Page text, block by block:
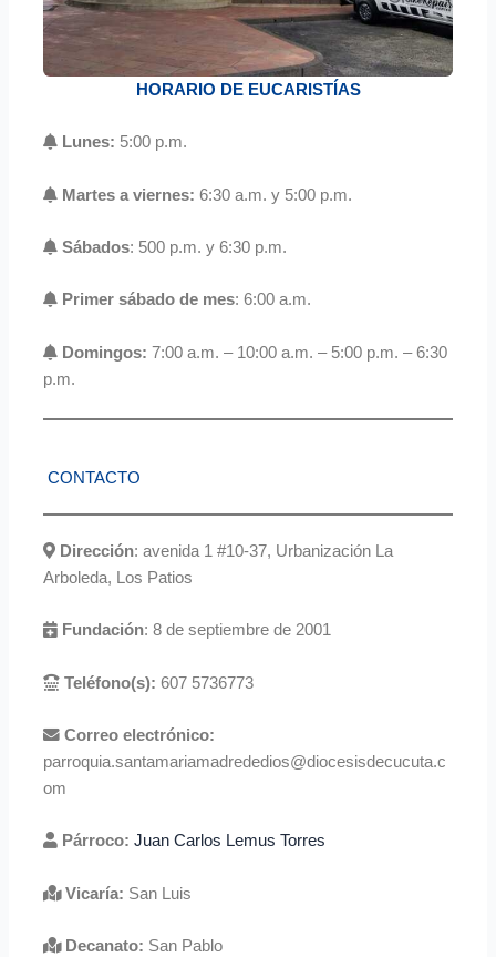
HORARIO DE EUCARISTÍAS
Lunes: 5:00 p.m.
Martes a viernes: 6:30 a.m. y 5:00 p.m.
Sábados: 500 p.m. y 6:30 p.m.
Primer sábado de mes: 6:00 a.m.
Domingos: 7:00 a.m. – 10:00 a.m. – 5:00 p.m. – 6:30
p.m.
CONTACTO
Dirección: avenida 1 #10-37, Urbanización La
Arboleda, Los Patios
Fundación: 8 de septiembre de 2001
Teléfono(s): 607 5736773
Correo electrónico:
parroquia.santamariamadrededios@diocesisdecucuta.c
om
Párroco: Juan Carlos Lemus Torres
Vicaría: San Luis
Decanato: San Pablo